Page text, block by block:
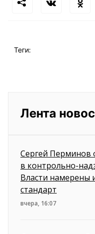
Теги:
Лента
Сергей Перминов
в контрольно-
Власти намерены
стандарт
вчера, 16:07